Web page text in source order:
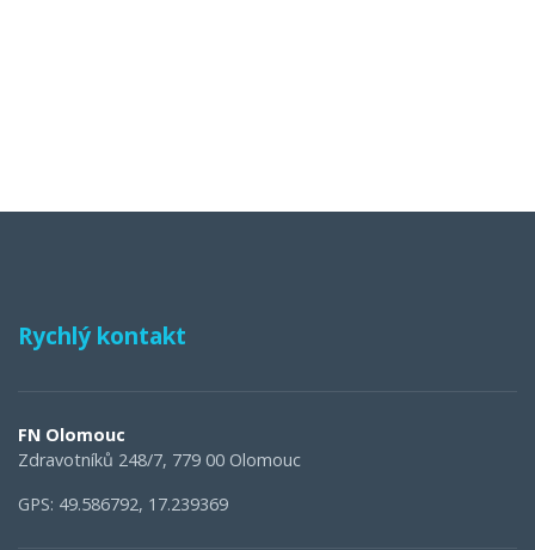
Rychlý kontakt
FN Olomouc
Zdravotníků 248/7, 779 00 Olomouc
GPS: 49.586792, 17.239369